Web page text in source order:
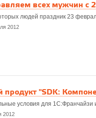
всех мужчин с
людей праздник 23
2012
продукт "SDK:
условия для
2012